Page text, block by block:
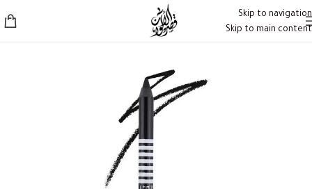
Skip to navigation
Skip to main content